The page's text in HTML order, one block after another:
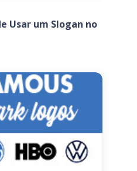
Usar um Slogan no